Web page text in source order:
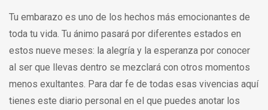
Tu embarazo es uno de los hechos más emocionantes de
toda tu vida. Tu ánimo pasará por diferentes estados en
estos nueve meses: la alegría y la esperanza por conocer
al ser que llevas dentro se mezclará con otros momentos
menos exultantes. Para dar fe de todas esas vivencias aquí
tienes este diario personal en el que puedes anotar los